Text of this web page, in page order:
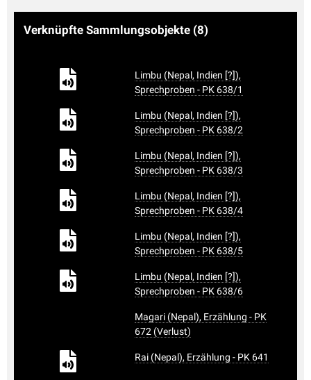
Verknüpfte Sammlungsobjekte (8)
Limbu (Nepal, Indien [?]),
Sprechproben - PK 638/1
Limbu (Nepal, Indien [?]),
Sprechproben - PK 638/2
Limbu (Nepal, Indien [?]),
Sprechproben - PK 638/3
Limbu (Nepal, Indien [?]),
Sprechproben - PK 638/4
Limbu (Nepal, Indien [?]),
Sprechproben - PK 638/5
Limbu (Nepal, Indien [?]),
Sprechproben - PK 638/6
Magari (Nepal), Erzählung - PK
672 (Verlust)
Rai (Nepal), Erzählung - PK 641